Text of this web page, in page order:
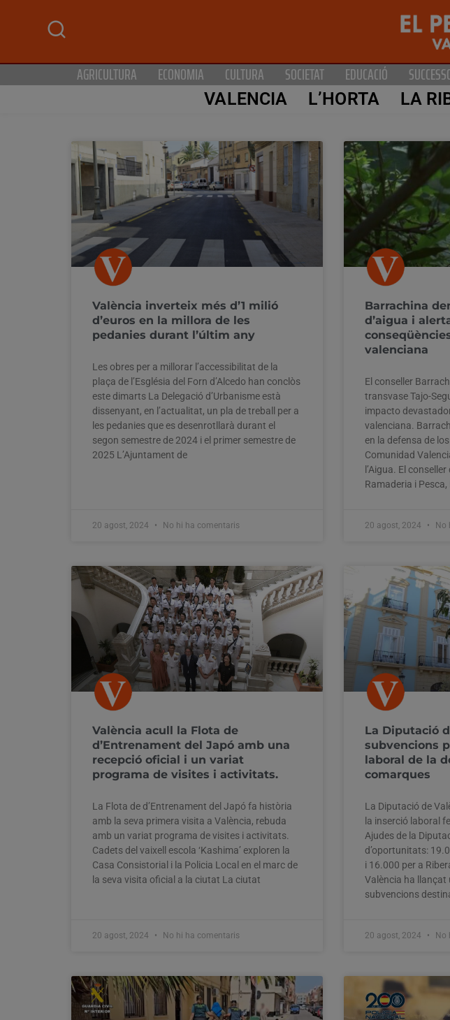
AGRICULTURA ECONOMIA CULTURA SOCIETAT EDUCACIÓ
VALENCIA L’HORTA LA
València inverteix més d’1 milió
d’euros en la millora de les
pedanies durant l’últim any
Les obres per a millorar l’accessibilitat de la
plaça de l’Església del Forn d’Alcedo han conclòs
este dimarts La Delegació d’Urbanisme està
dissenyant, en l’actualitat, un pla de treball per a
les pedanies que es desenrotllarà durant el
segon semestre de 2024 i el primer semestre de
2025 L’Ajuntament de
20 agost, 2024 No hi ha comentaris
Barrachina
d’aigua i
valenciana
El conseller
transvase Tajo-
impacto
valenciana.
en la defensa de
Comunidad
l’Aigua. El
Ramaderia i Pesca,
20 agost, 2024 No
València acull la Flota de
d’Entrenament del Japó amb una
recepció oficial i un variat
programa de visites i activitats.
La Flota de d’Entrenament del Japó fa història
amb la seva primera visita a València, rebuda
amb un variat programa de visites i activitats.
Cadets del vaixell escola ‘Kashima’ exploren la
Casa Consistorial i la Policia Local en el marc de
la seva visita oficial a la ciutat La ciutat
20 agost, 2024 No hi ha comentaris
La Diputació
subvencions
laboral de la
comarques
La Diputació de
la inserció laboral
Ajudes de la
d’oportunitats:
i 16.000 per a
València ha llançat
subvencions
20 agost, 2024 No